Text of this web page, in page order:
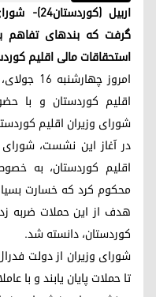
اربیل
گرفت که بندهای تفاهم‌
استحقاقات مالی اقلیم
امروز
اقلیم کوردستان و با
شورای وزیران اقلیم
در آغاز این نشست،
اقلیم کوردستان، به
محکوم کرد که خسارت
هدف از این حملات ضربه
کوردستان، دانسته شد.
شورای وزیران از دولت
تا حملات پایان یابند و با